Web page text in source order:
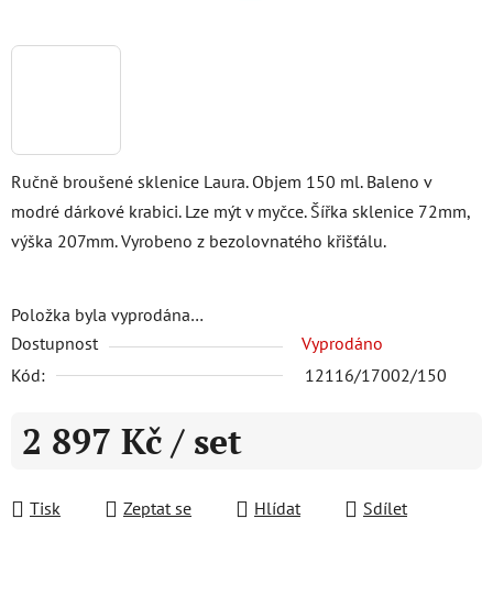
Ručně broušené sklenice Laura. Objem 150 ml. Baleno v
modré dárkové krabici. Lze mýt v myčce. Šířka sklenice 72mm,
výška 207mm. Vyrobeno z bezolovnatého křišťálu.
Položka byla vyprodána…
Dostupnost
Vyprodáno
Kód:
12116/17002/150
2 897 Kč / set
Tisk
Zeptat se Hlídat Sdílet